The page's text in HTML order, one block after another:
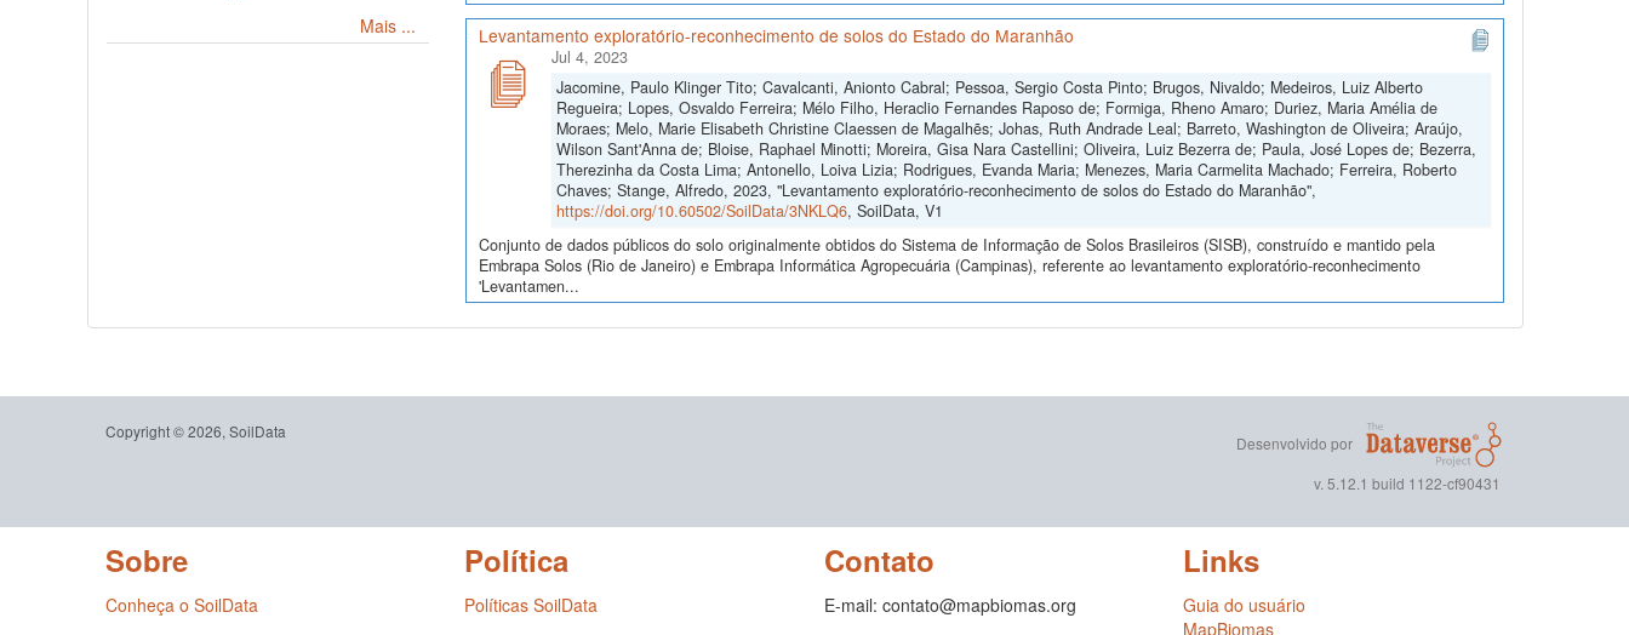
Mais ... Levantamento exploratório-reconhecimento de solos do Estado do Maranhão
Jul 4, 2023
Jacomine, Paulo Klinger Tito; Cavalcanti, Anionto Cabral; Pessoa, Sergio Costa Pinto; Brugos, Nivaldo; Medeiros, Luiz Alberto
Regueira; Lopes, Osvaldo Ferreira; Mélo Filho, Heraclio Fernandes Raposo de; Formiga, Rheno Amaro; Duriez, Maria Amélia de
Moraes; Melo, Marie Elisabeth Christine Claessen de Magalhẽs; Johas, Ruth Andrade Leal; Barreto, Washington de Oliveira; Araújo,
Wilson Sant'Anna de; Bloise, Raphael Minotti; Moreira, Gisa Nara Castellini; Oliveira, Luiz Bezerra de; Paula, José Lopes de; Bezerra,
Therezinha da Costa Lima; Antonello, Loiva Lizia; Rodrigues, Evanda Maria; Menezes, Maria Carmelita Machado; Ferreira, Roberto
Chaves; Stange, Alfredo, 2023, "Levantamento exploratório-reconhecimento de solos do Estado do Maranhão",
https://doi.org/10.60502/SoilData/3NKLQ6, SoilData, V1
Conjunto de dados públicos do solo originalmente obtidos do Sistema de Informação de Solos Brasileiros (SISB), construído e mantido pela
Embrapa Solos (Rio de Janeiro) e Embrapa Informática Agropecuária (Campinas), referente ao levantamento exploratório-reconhecimento
'Levantamen...
Copyright © 2026, SoilData
Desenvolvido por
v. 5.12.1 build 1122-cf90431
Sobre
Conheça o SoilData
Política
Políticas SoilData
Contato
E-mail: contato@mapbiomas.org
Links
Guia do usuário
MapBiomas